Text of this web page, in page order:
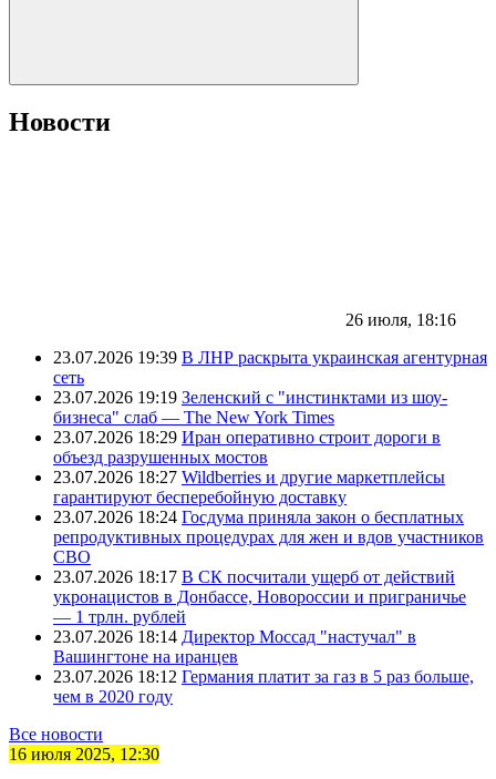
Новости
26 июля, 18:16
23.07.2026 19:39 В ЛНР раскрыта украинская агентурная
сеть
23.07.2026 19:19 Зеленский с "инстинктами из шоу-
бизнеса" слаб — The New York Times
23.07.2026 18:29 Иран оперативно строит дороги в
объезд разрушенных мостов
23.07.2026 18:27 Wildberries и другие маркетплейсы
гарантируют бесперебойную доставку
23.07.2026 18:24 Госдума приняла закон о бесплатных
репродуктивных процедурах для жен и вдов участников
СВО
23.07.2026 18:17 В СК посчитали ущерб от действий
укронацистов в Донбассе, Новороссии и приграничье
— 1 трлн. рублей
23.07.2026 18:14 Директор Моссад "настучал" в
Вашингтоне на иранцев
23.07.2026 18:12 Германия платит за газ в 5 раз больше,
чем в 2020 году
Все новости
16 июля 2025, 12:30